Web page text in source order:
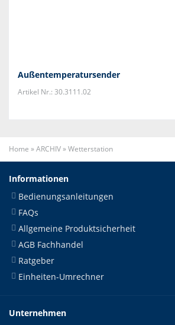
Außentemperatursender
Artikel Nr.: 30.3111.02
Home »ARCHIV»Wetterstation
Informationen
Bedienungsanleitungen
FAQs
Allgemeine Produktsicherheit
AGB Fachhandel
Ratgeber
Einheiten-Umrechner
Unternehmen